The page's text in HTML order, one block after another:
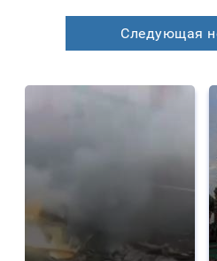
Следующая